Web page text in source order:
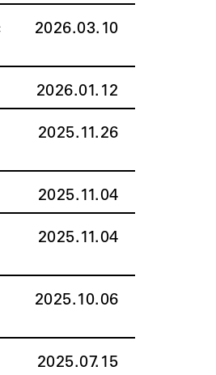
2026.03.10
2026.01.12
2025.11.26
2025.11.04
2025.11.04
2025.10.06
2025.07.15